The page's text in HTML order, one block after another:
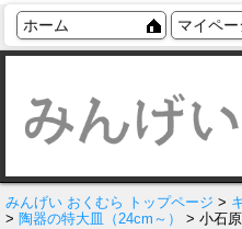
ホーム マイペー
みんげい おくむら トップページ >
> 陶器の特大皿（24cm～） > 小石